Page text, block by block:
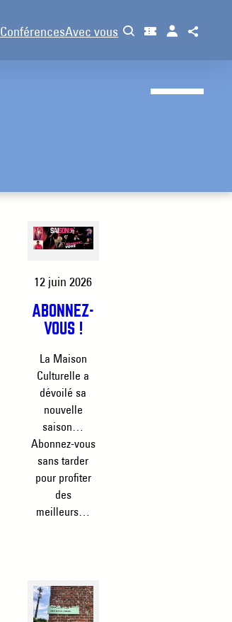
ConférencesAvec vous
12 juin 2026
ABONNEZ-
VOUS !
La Maison
Culturelle a
dévoilé sa
nouvelle
saison…
Abonnez-vous
sans tarder
pour profiter
des
meilleurs…